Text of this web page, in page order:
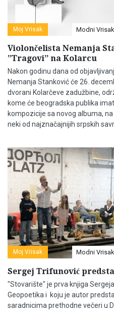
Moj Vrisak Modni Vrisak
Violončelista Nemanja
’’Tragovi’’ na Kolarcu
Nakon godinu dana od
Nemanja Stanković će 26.
dvorani Kolarčeve zadužbine,
kome će beogradska publika
kompozicije sa novog albuma,
neki od najznačajnijih srpskih
Moj Vrisak Modni Vrisak
Sergej Trifunović
"Stovarište" je prva knjiga
Geopoetika i koju je autor
saradnicima prethodne večeri u